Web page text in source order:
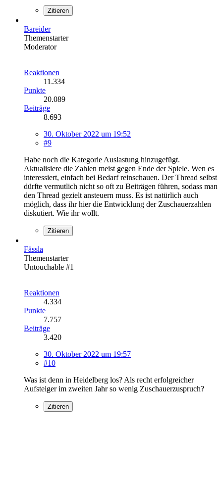
Zitieren
Bareider
Themenstarter
Moderator
Reaktionen
11.334
Punkte
20.089
Beiträge
8.693
30. Oktober 2022 um 19:52
#9
Habe noch die Kategorie Auslastung hinzugefügt.
Aktualisiere die Zahlen meist gegen Ende der Spiele. Wen es
interessiert, einfach bei Bedarf reinschauen. Der Thread selbst
dürfte vermutlich nicht so oft zu Beiträgen führen, sodass man
den Thread gezielt ansteuern muss. Es ist natürlich auch
möglich, dass ihr hier die Entwicklung der Zuschauerzahlen
diskutiert. Wie ihr wollt.
Zitieren
Fässla
Themenstarter
Untouchable #1
Reaktionen
4.334
Punkte
7.757
Beiträge
3.420
30. Oktober 2022 um 19:57
#10
Was ist denn in Heidelberg los? Als recht erfolgreicher
Aufsteiger im zweiten Jahr so wenig Zuschauerzuspruch?
Zitieren